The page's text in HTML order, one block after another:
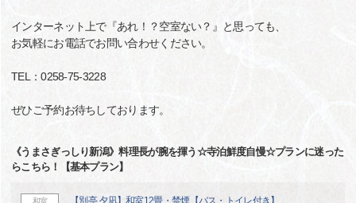
インターネット上で『あれ！？空室ない？』と思っても、
お気軽にお電話でお問い合わせください。
TEL：0258-75-3228
ぜひご予約お待ちしております。
《うまさぎっしり新潟》料理長が腕を揮う☆寺泊鮮度自慢☆プランに迷った
らこちら！【基本プラン】
和室 【別亭 夕凪】和室12畳・禁煙【バス・トイレ付き】